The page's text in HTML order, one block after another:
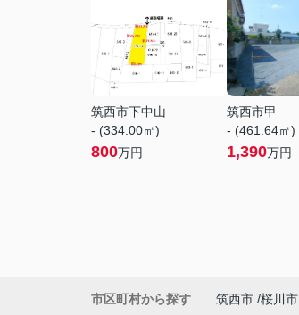
筑西市下中山
- (334.00㎡)
800万円
筑西市甲
- (461.64㎡)
1,390万円
市区町村から探す 筑西市 桜川市